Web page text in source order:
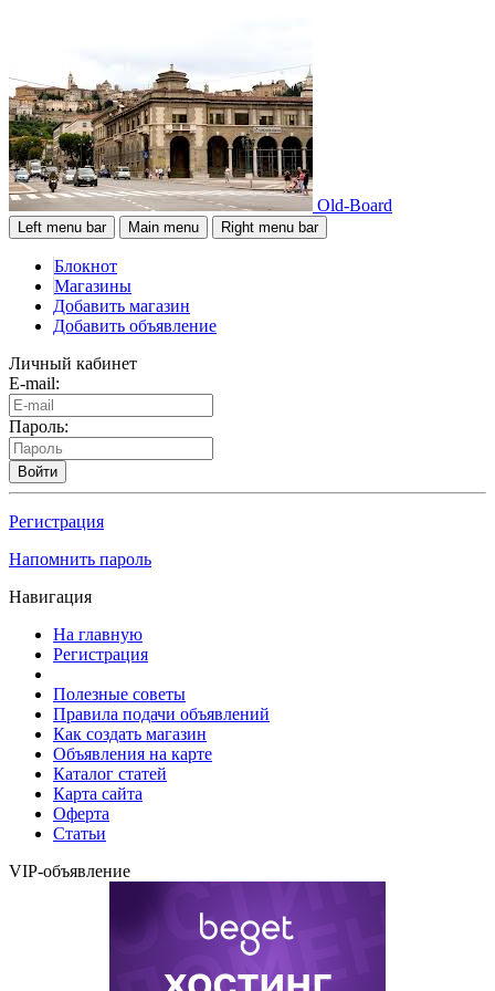
Old-Board
Left menu bar Main menu Right menu bar
Блокнот
Магазины
Добавить магазин
Добавить объявление
Личный кабинет
E-mail:
Пароль:
Войти
Регистрация
Напомнить пароль
Навигация
На главную
Регистрация
Полезные советы
Правила подачи объявлений
Как создать магазин
Объявления на карте
Каталог статей
Карта сайта
Оферта
Статьи
VIP-объявление